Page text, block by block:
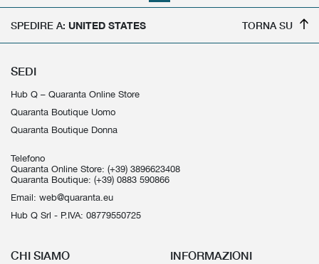
SPEDIRE A: UNITED STATES TORNA SU
SEDI
Hub Q – Quaranta Online Store
Quaranta Boutique Uomo
Quaranta Boutique Donna
Telefono
Quaranta Online Store: (+39) 3896623408
Quaranta Boutique: (+39) 0883 590866
Email: web@quaranta.eu
Hub Q Srl - P.IVA: 08779550725
CHI SIAMO INFORMAZIONI